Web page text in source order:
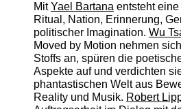
MitYael Bartanaentsteht eine
Ritual, Nation, Erinnerung,
politischer Imagination. Wu
Moved by Motion nehmen
Stoffs an, spüren die
Aspekte auf und verdichten
phantastischen Welt aus
Reality und Musik. Robert